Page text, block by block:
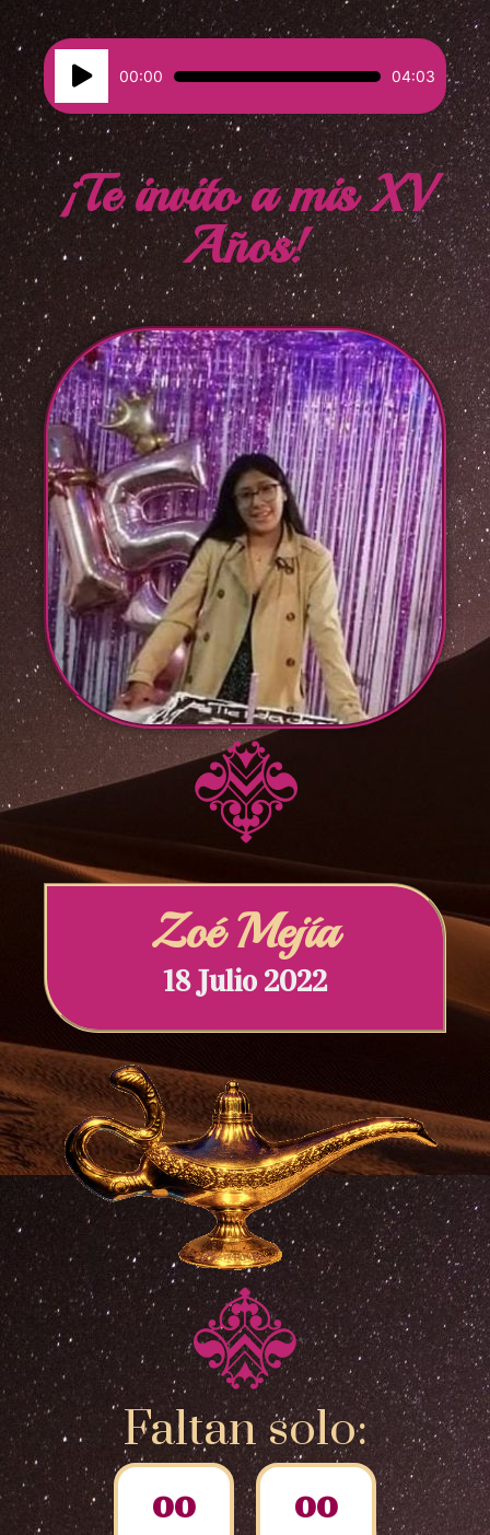
Reproductor
de
audio
00:00 04:03
¡Te invito a mis XV
Años!
Zoé Mejía
18 Julio 2022
Faltan solo:
00 00